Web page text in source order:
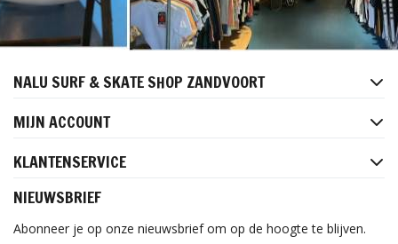
NALU SURF & SKATE SHOP ZANDVOORT
MIJN ACCOUNT
KLANTENSERVICE
NIEUWSBRIEF
Abonneer je op onze nieuwsbrief om op de hoogte te blijven.